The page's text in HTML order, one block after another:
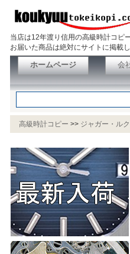
当店は12年渡り信用の高級時計コピ
お届いた商品は絶対にサイトに掲載
ホームページ 会
高級時計コピー >> ジャガー・ル